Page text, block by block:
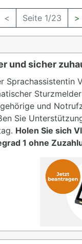
< Seite 1/23 >
und sicher
Sprachassistentin
und
Sie
Holen Sie sich
1 ohne